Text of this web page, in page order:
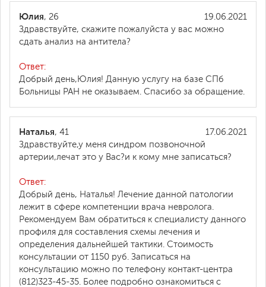
19.06.2021
Юлия, 26
Здравствуйте, скажите пожалуйста у вас можно
сдать анализ на антитела?
Ответ:
Добрый день,Юлия! Данную услугу на базе СПб
Больницы РАН не оказываем. Спасибо за обращение.
17.06.2021
Наталья, 41
Здравствуйте,у меня синдром позвоночной
артерии,лечат это у Вас?и к кому мне записаться?
Ответ:
Добрый день, Наталья! Лечение данной патологии
лежит в сфере компетенции врача невролога.
Рекомендуем Вам обратиться к специалисту данного
профиля для составления схемы лечения и
определения дальнейшей тактики. Стоимость
консультации от 1150 руб. Записаться на
консультацию можно по телефону контакт-центра
(812)323-45-35. Более подробно ознакомиться с